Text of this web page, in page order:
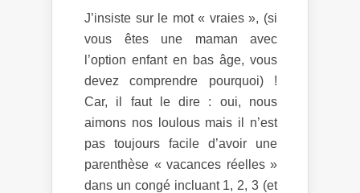
J’insiste sur le mot « vraies », (si
vous êtes une maman avec
l’option enfant en bas âge, vous
devez comprendre pourquoi) !
Car, il faut le dire : oui, nous
aimons nos loulous mais il n’est
pas toujours facile d’avoir une
parenthèse « vacances réelles »
dans un congé incluant 1, 2, 3 (et